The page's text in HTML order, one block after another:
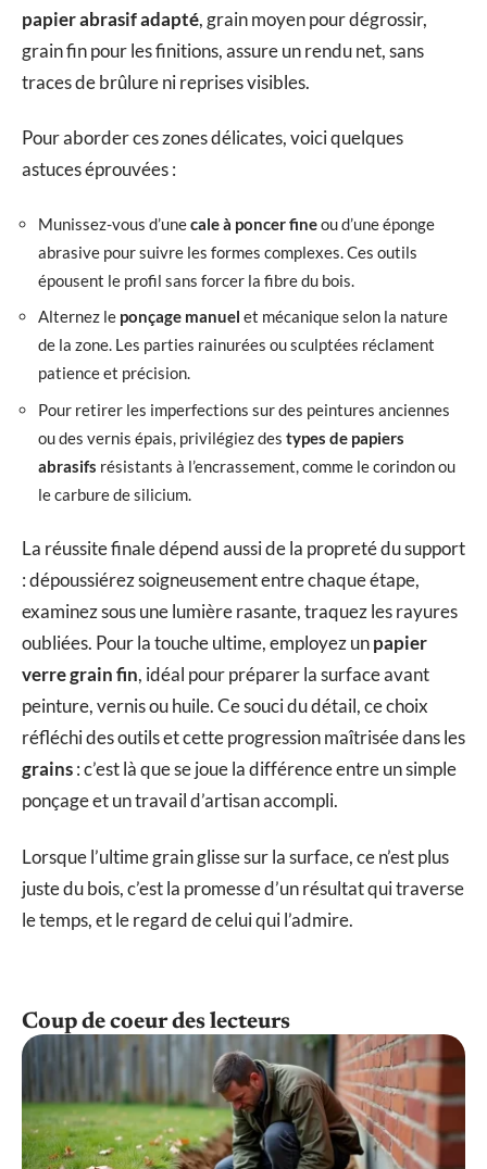
papier abrasif adapté, grain moyen pour dégrossir,
grain fin pour les finitions, assure un rendu net, sans
traces de brûlure ni reprises visibles.
Pour aborder ces zones délicates, voici quelques
astuces éprouvées :
Munissez-vous d’unecale à poncer fineou d’une éponge
abrasive pour suivre les formes complexes. Ces outils
épousent le profil sans forcer la fibre du bois.
Alternez le ponçage manuel et mécanique selon la nature
de la zone. Les parties rainurées ou sculptées réclament
patience et précision.
Pour retirer les imperfections sur des peintures anciennes
ou des vernis épais, privilégiez des types de papiers
abrasifs résistants à l’encrassement, comme le corindon ou
le carbure de silicium.
La réussite finale dépend aussi de la propreté du support
: dépoussiérez soigneusement entre chaque étape,
examinez sous une lumière rasante, traquez les rayures
oubliées. Pour la touche ultime, employez unpapier
verre grain fin, idéal pour préparer la surface avant
peinture, vernis ou huile. Ce souci du détail, ce choix
réfléchi des outils et cette progression maîtrisée dans les
grains: c’est là que se joue la différence entre un simple
ponçage et un travail d’artisan accompli.
Lorsque l’ultime grain glisse sur la surface, ce n’est plus
juste du bois, c’est la promesse d’un résultat qui traverse
le temps, et le regard de celui qui l’admire.
Coup de coeur des lecteurs